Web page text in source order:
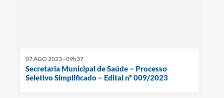
07 AGO 2023 - 09h37
Secretaria Municipal de Saúde – Processo
Seletivo Simplificado – Edital nº 009/2023